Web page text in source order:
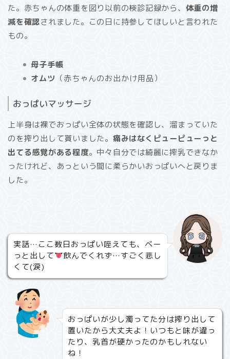
た。赤ちゃんの体重を図り以前の検診記録から、 体重の増
減を確認されました。この日に持参してほしいと言われた
もの。
母子手帳
オムツ （赤ちゃんのお出かけ用品）
おっぱいマッサージ
上半身は裸でおっぱい全体の状態を確認し、溜まっていた
のを搾り出して貰いました。 痛みはなくピューピューっと
出てる感覚がある程度。中々自分では綺麗に搾乳できなか
ったけれど、あっという間に柔らかいおっぱいへと戻りま
した。
実話…ここ数日おっぱい咥えても、ベー
っと出して
飲んでくれず…すごく悲し
くて(涙)
おっぱいが少し濁ってた分は搾り出して
置いたから大丈夫よ！いつもと味が違っ
たり、乳首が硬かったのかもしれない
ね！